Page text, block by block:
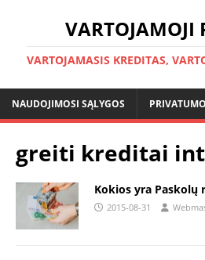
VARTOJAMOJI
VARTOJAMASIS KREDITAS,
NAUDOJIMOSI SĄLYGOS
greiti kreditai
Kokios yra Paskolų
2015-08-31